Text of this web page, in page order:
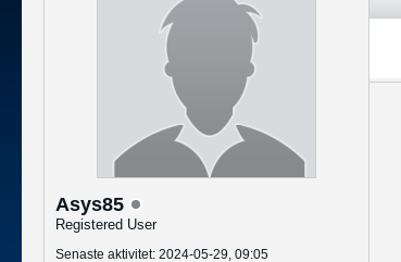
Asys85
Registered User
Senaste aktivitet: 2024-05-29, 09:05